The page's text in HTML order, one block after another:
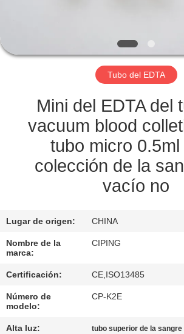
DE
ÉNTRENOS
CONTACTO
CON
UNA
CITA
MAPA
DEL
SITIO
Tubo del EDTA
Mini del EDTA del
vacuum blood
tubo micro 0.5ml
colección de la
vacío no
Lugar de origen: CHINA
Nombre de la
marca:
CIPING
Certificación: CE,ISO13485
Número de
modelo:
CP-K2E
Alta luz: tubo superior de la